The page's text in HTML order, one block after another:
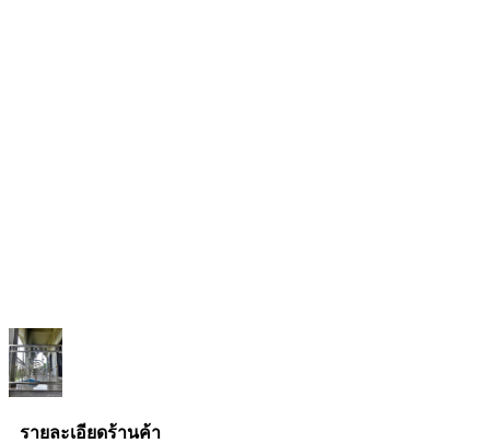
รายละเอียดร้านค้า